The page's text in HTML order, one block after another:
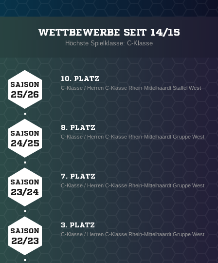
WETTBEWERBE SEIT 14/15
Höchste Spielklasse: C-Klasse
SAISON
25/26
10. PLATZ
C-Klasse / Herren C-Klasse Rhein-Mittelhaardt Staffel West
SAISON
24/25
8. PLATZ
C-Klasse / Herren C-Klasse Rhein-Mittelhaardt Gruppe West
SAISON
23/24
7. PLATZ
C-Klasse / Herren C-Klasse Rhein-Mittelhaardt Gruppe West
SAISON
22/23
3. PLATZ
C-Klasse / Herren C-Klasse Rhein-Mittelhaardt Gruppe West